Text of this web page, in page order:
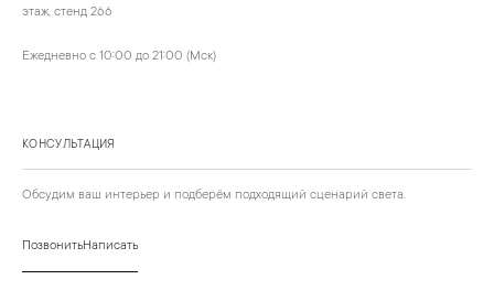
этаж, стенд 266
Ежедневно с 10:00 до 21:00 (Мск)
КОНСУЛЬТАЦИЯ
Обсудим ваш интерьер и подберём подходящий сценарий света.
ПозвонитьНаписать